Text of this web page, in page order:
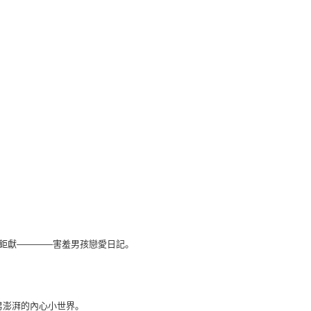
獻————害羞男孩戀愛日記。
澎湃的內心小世界。